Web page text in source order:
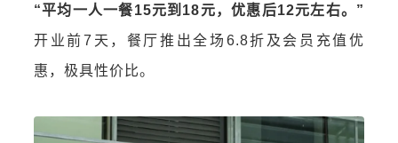
“平均一人一餐15元到18元，优惠后12元左右。”
开业前7天，餐厅推出全场6.8折及会员充值优
惠，极具性价比。